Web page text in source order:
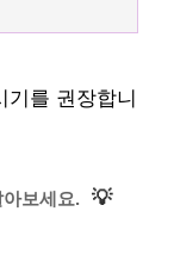
기를 권장합니
보세요. 💡